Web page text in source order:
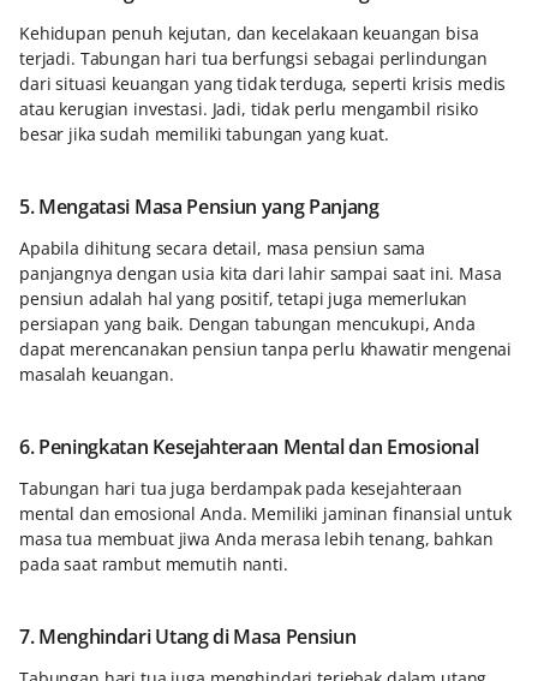
Kehidupan penuh kejutan, dan kecelakaan keuangan bisa
terjadi. Tabungan hari tua berfungsi sebagai perlindungan
dari situasi keuangan yang tidak terduga, seperti krisis medis
atau kerugian investasi. Jadi, tidak perlu mengambil risiko
besar jika sudah memiliki tabungan yang kuat.
5. Mengatasi Masa Pensiun yang Panjang
Apabila dihitung secara detail, masa pensiun sama
panjangnya dengan usia kita dari lahir sampai saat ini. Masa
pensiun adalah hal yang positif, tetapi juga memerlukan
persiapan yang baik. Dengan tabungan mencukupi, Anda
dapat merencanakan pensiun tanpa perlu khawatir mengenai
masalah keuangan.
6. Peningkatan Kesejahteraan Mental dan Emosional
Tabungan hari tua juga berdampak pada kesejahteraan
mental dan emosional Anda. Memiliki jaminan finansial untuk
masa tua membuat jiwa Anda merasa lebih tenang, bahkan
pada saat rambut memutih nanti.
7. Menghindari Utang di Masa Pensiun